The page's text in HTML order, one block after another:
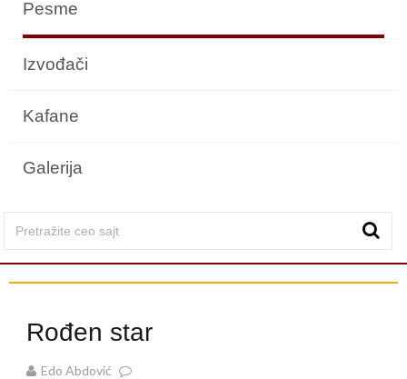
Pesme
Izvođači
Kafane
Galerija
Rođen star
Edo Abdović